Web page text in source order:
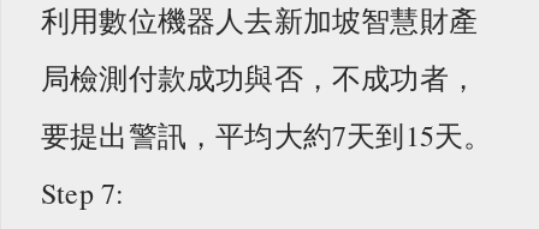
利用數位機器人去新加坡智慧財產
局檢測付款成功與否，不成功者，
要提出警訊，平均大約7天到15天。
Step 7: